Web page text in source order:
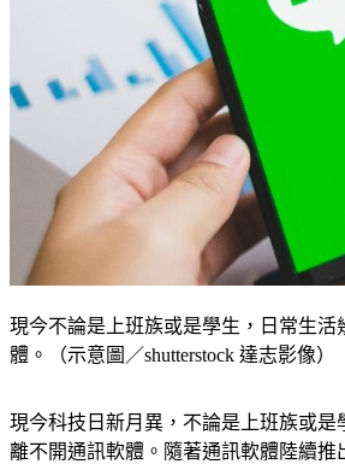
現今不論是上班族或是學生，日常生活
體。（示意圖／shutterstock 達志影像）
現今科技日新月異，不論是上班族或是
離不開通訊軟體。隨著通訊軟體陸續推